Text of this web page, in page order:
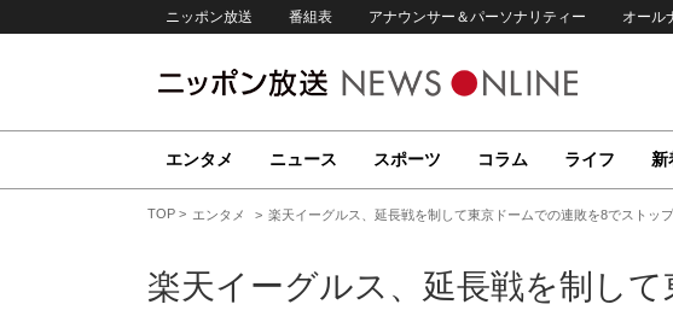
ニッポン放送 番組表 アナウンサー＆パーソナリティー オール
エンタメ ニュース スポーツ コラム ライフ 新
TOP エンタメ 楽天イーグルス、延長戦を制して東京ドームでの連敗を8でスト
楽天イーグルス、延長戦を制し